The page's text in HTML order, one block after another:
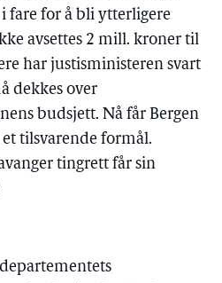
fare for å bli ytterligere
avsettes 2 mill. kroner til
har justisministeren svart
dekkes over
budsjett. Nå får Bergen
tilsvarende formål.
tingrett får sin